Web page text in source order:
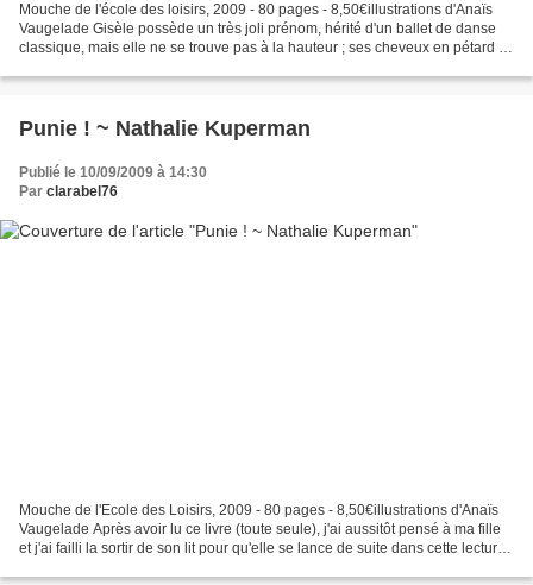
Mouche de l'école des loisirs, 2009 - 80 pages - 8,50€illustrations d'Anaïs
Vaugelade Gisèle possède un très joli prénom, hérité d'un ballet de danse
classique, mais elle ne se trouve pas à la hauteur ; ses cheveux en pétard la
Punie ! ~ Nathalie Kuperman
Publié le 10/09/2009 à 14:30
Par clarabel76
Mouche de l'Ecole des Loisirs, 2009 - 80 pages - 8,50€illustrations d'Anaïs
Vaugelade Après avoir lu ce livre (toute seule), j'ai aussitôt pensé à ma fille
et j'ai failli la sortir de son lit pour qu'elle se lance de suite dans cette lecture.